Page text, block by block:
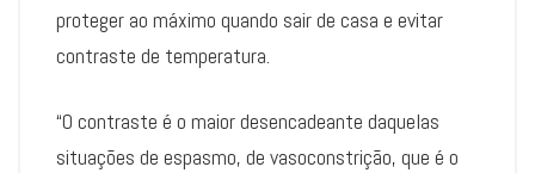
proteger ao máximo quando sair de casa e evitar
contraste de temperatura.
“O contraste é o maior desencadeante daquelas
situações de espasmo, de vasoconstrição, que é o